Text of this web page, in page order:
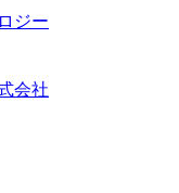
ジー
会社